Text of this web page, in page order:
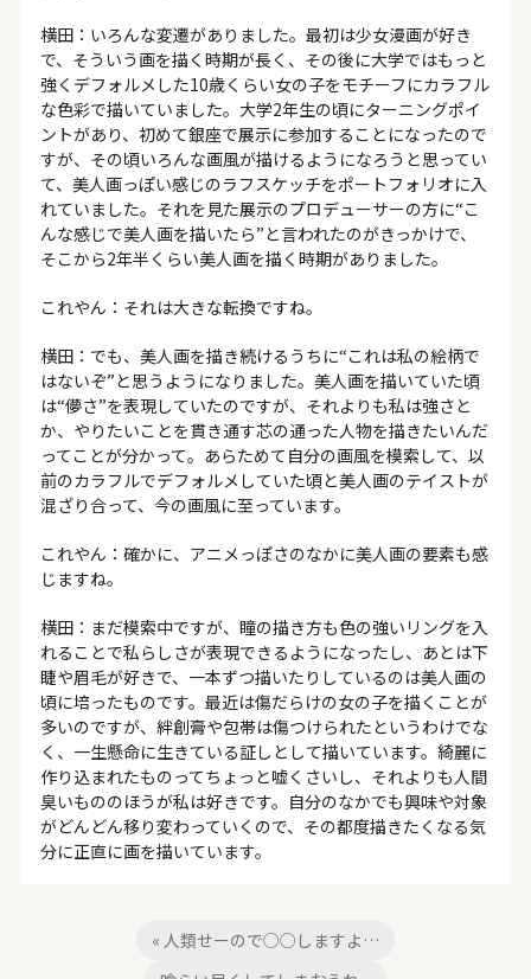
横田：いろんな変遷がありました。最初は少女漫画が好き
で、そういう画を描く時期が長く、その後に大学ではもっと
強くデフォルメした10歳くらい女の子をモチーフにカラフル
な色彩で描いていました。大学2年生の頃にターニングポイ
ントがあり、初めて銀座で展示に参加することになったので
すが、その頃いろんな画風が描けるようになろうと思ってい
て、美人画っぽい感じのラフスケッチをポートフォリオに入
れていました。それを見た展示のプロデューサーの方に“こ
んな感じで美人画を描いたら”と言われたのがきっかけで、
そこから2年半くらい美人画を描く時期がありました。
これやん：それは大きな転換ですね。
横田：でも、美人画を描き続けるうちに“これは私の絵柄で
はないぞ”と思うようになりました。美人画を描いていた頃
は“儚さ”を表現していたのですが、それよりも私は強さと
か、やりたいことを貫き通す芯の通った人物を描きたいんだ
ってことが分かって。あらためて自分の画風を模索して、以
前のカラフルでデフォルメしていた頃と美人画のテイストが
混ざり合って、今の画風に至っています。
これやん：確かに、アニメっぽさのなかに美人画の要素も感
じますね。
横田：まだ模索中ですが、瞳の描き方も色の強いリングを入
れることで私らしさが表現できるようになったし、あとは下
睫や眉毛が好きで、一本ずつ描いたりしているのは美人画の
頃に培ったものです。最近は傷だらけの女の子を描くことが
多いのですが、絆創膏や包帯は傷つけられたというわけでな
く、一生懸命に生きている証しとして描いています。綺麗に
作り込まれたものってちょっと嘘くさいし、それよりも人間
臭いもののほうが私は好きです。自分のなかでも興味や対象
がどんどん移り変わっていくので、その都度描きたくなる気
分に正直に画を描いています。
« 人類せーので○○しますよ…